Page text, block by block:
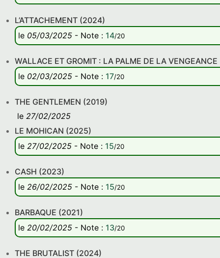
L’ATTACHEMENT (2024)
le 05/03/2025 - Note : 14/20
WALLACE ET GROMIT : LA PALME DE LA
le 02/03/2025 - Note : 17/20
THE GENTLEMEN (2019)
le 27/02/2025
LE MOHICAN (2025)
le 27/02/2025 - Note : 15/20
CASH (2023)
le 26/02/2025 - Note : 15/20
BARBAQUE (2021)
le 20/02/2025 - Note : 13/20
THE BRUTALIST (2024)